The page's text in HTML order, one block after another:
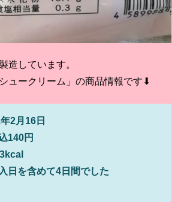
造しています。
ュークリーム」の商品情報です⬇
2月16日
140円
日を含めて4日間でした